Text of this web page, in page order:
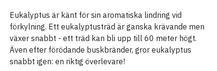
Eukalyptus är känt för sin aromatiska lindring vid
förkylning. Ett eukalyptusträd är ganska krävande men
växer snabbt - ett träd kan bli upp till 60 meter högt.
Även efter förödande buskbränder, gror eukalyptus
snabbt igen: en riktig överlevare!